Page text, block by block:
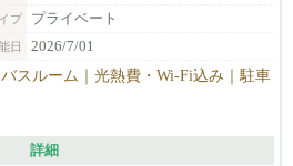
プ プライベート
日 2026/7/01
スルーム｜光熱費・Wi-Fi込み｜駐車
詳細